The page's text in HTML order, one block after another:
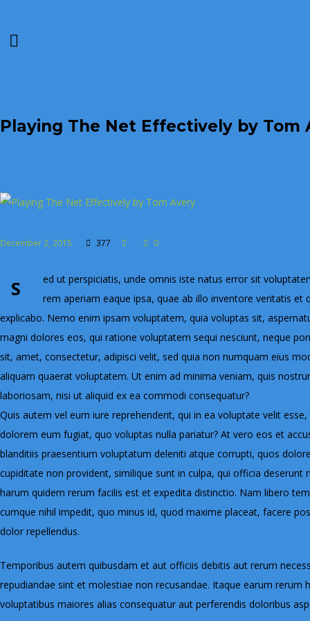
Playing The Net Effectively by Tom
December 2, 2015 377 0
S
ed ut perspiciatis, unde omnis iste natus error sit
rem aperiam eaque ipsa, quae ab illo inventore veritatis et
explicabo. Nemo enim ipsam voluptatem, quia voluptas sit,
magni dolores eos, qui ratione voluptatem sequi nesciunt, neque
sit, amet, consectetur, adipisci velit, sed quia non numquam eius
aliquam quaerat voluptatem. Ut enim ad minima veniam, quis
laboriosam, nisi ut aliquid ex ea commodi consequatur?
Quis autem vel eum iure reprehenderit, qui in ea voluptate velit
dolorem eum fugiat, quo voluptas nulla pariatur? At vero eos et
blanditiis praesentium voluptatum deleniti atque corrupti, quos
cupiditate non provident, similique sunt in culpa, qui officia
harum quidem rerum facilis est et expedita distinctio. Nam libero
cumque nihil impedit, quo minus id, quod maxime placeat, facere
dolor repellendus.
Temporibus autem quibusdam et aut officiis debitis aut rerum
repudiandae sint et molestiae non recusandae. Itaque earum rerum
voluptatibus maiores alias consequatur aut perferendis doloribus